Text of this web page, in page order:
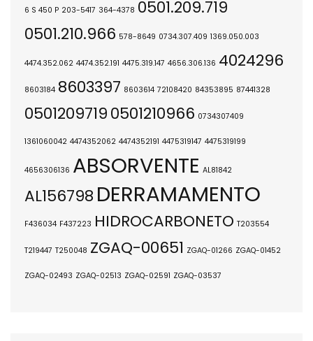
6 S 450 P 203-5417 364-4378 0501.209.719
0501.210.966 578-8649 0734.307.409 1369.050.003
4474.352.062 4474.352.191 4475.319.147 4656.306.136 4024296
8603184 8603397 8603614 72108420 84353895 87441328
05012097190501210966 0734307409
1361060042 4474352062 4474352191 4475319147 4475319199
4656306136 ABSORVENTE AL81842
AL156798 DERRAMAMENTO
F436034 F437223 HIDROCARBONETO T203554
T219447 T250048 ZGAQ-00651 ZGAQ-01266 ZGAQ-01452
ZGAQ-02493 ZGAQ-02513 ZGAQ-02591 ZGAQ-03537